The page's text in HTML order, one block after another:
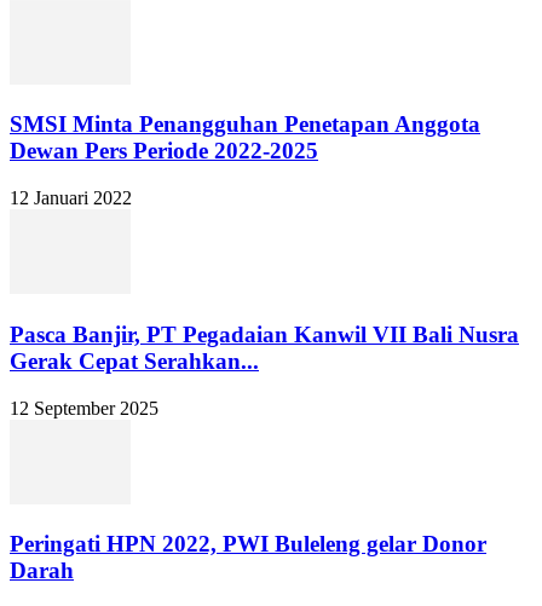
SMSI Minta Penangguhan Penetapan Anggota
Dewan Pers Periode 2022-2025
12 Januari 2022
Pasca Banjir, PT Pegadaian Kanwil VII Bali Nusra
Gerak Cepat Serahkan...
12 September 2025
Peringati HPN 2022, PWI Buleleng gelar Donor
Darah